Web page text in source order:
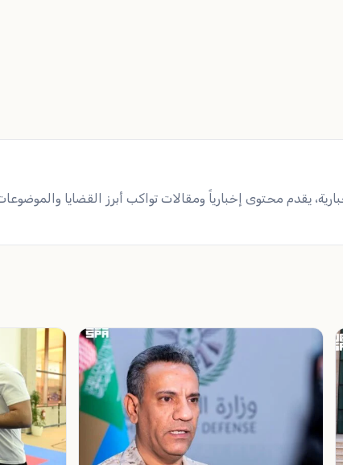
يقدم محتوى إخبارياً ومقالات تواكب أبرز القضايا